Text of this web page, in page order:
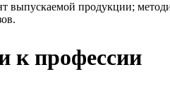
выпускаемой продукции;
к профессии